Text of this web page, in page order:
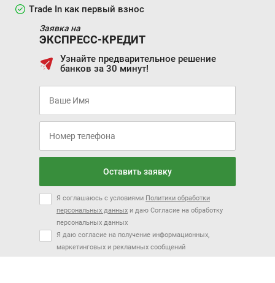
Trade In как первый взнос
Заявка на
ЭКСПРЕСС-КРЕДИТ
Узнайте предварительное решение
банков за 30 минут!
Оставить заявку
Я соглашаюсь с условиями Политики обработки
персональных данных и даю Согласие на обработку
персональных данных
Я даю согласие на получение информационных,
маркетинговых и рекламных сообщений